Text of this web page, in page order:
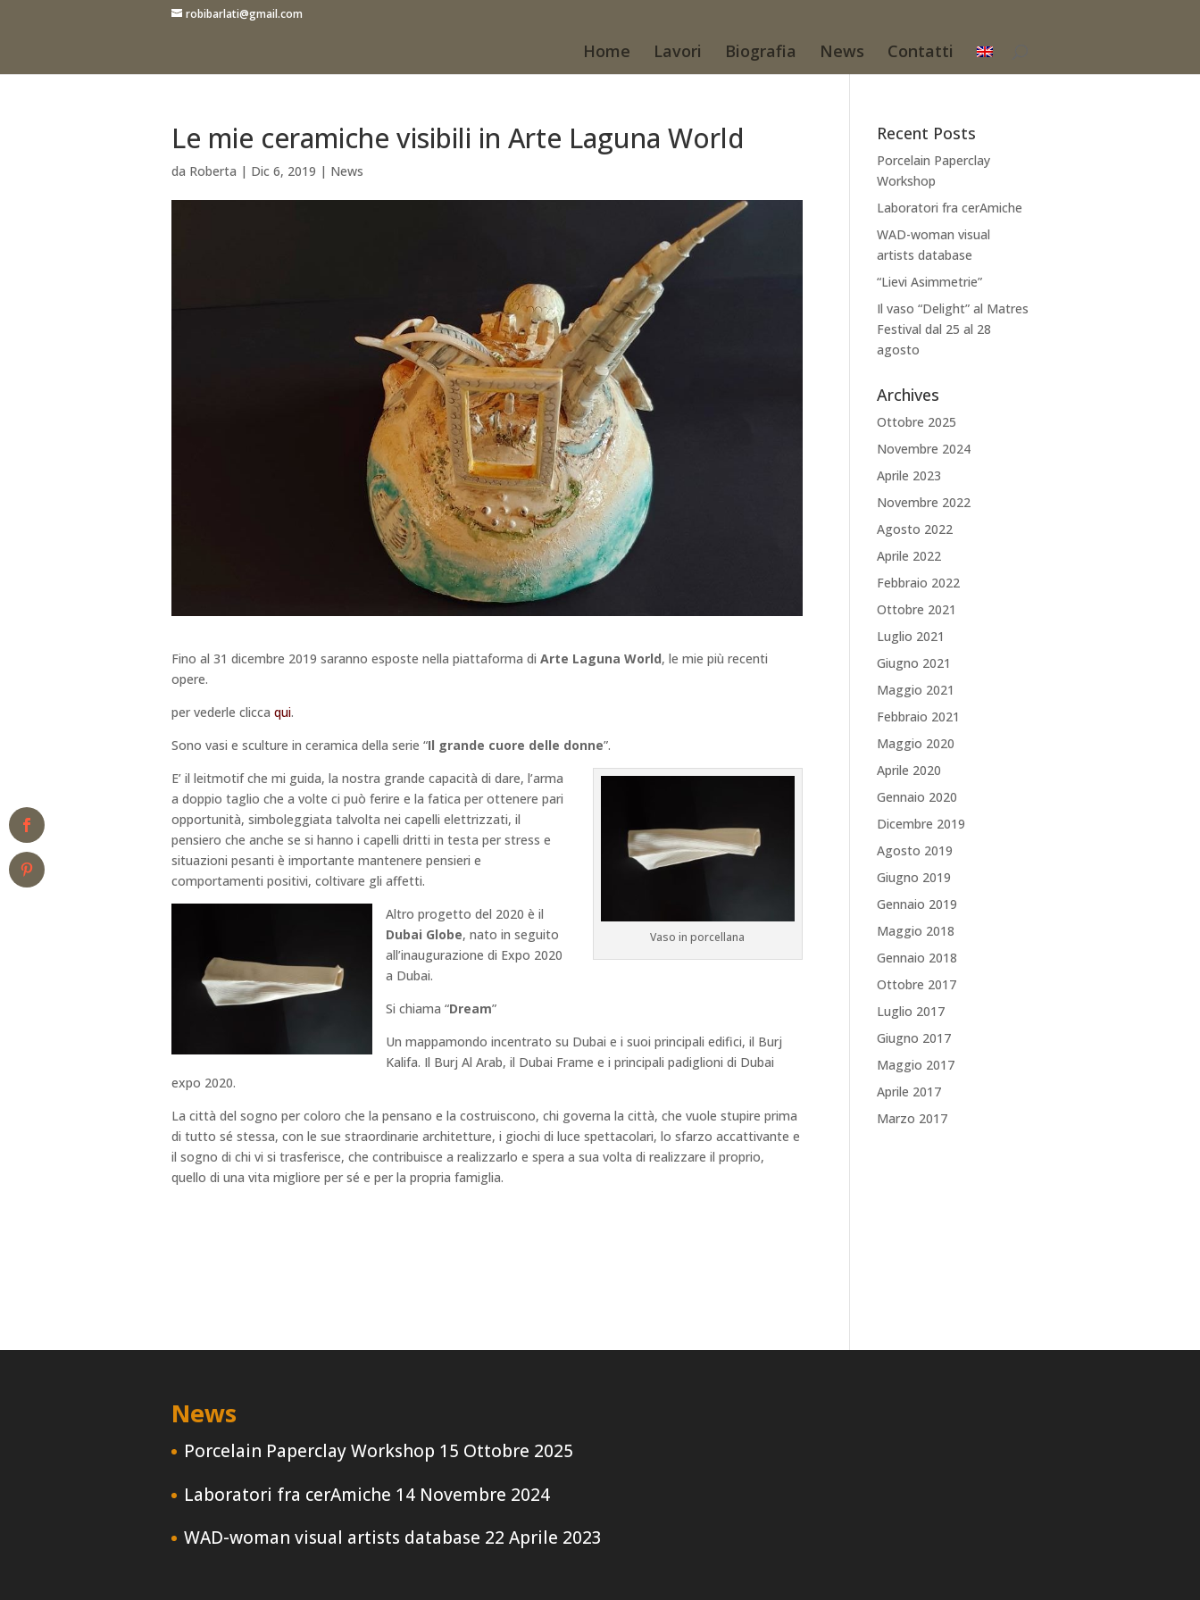
robibarlati@gmail.com
Home Lavori Biografia News Contatti
Le mie ceramiche visibili in Arte Laguna World
da Roberta | Dic 6, 2019 | News
Fino al 31 dicembre 2019 saranno esposte nella piattaforma di Arte Laguna World, le mie più recenti
opere.
per vederle clicca qui.
Sono vasi e sculture in ceramica della serie “Il grande cuore delle donne”.
Vaso in porcellana
E’ il leitmotif che mi guida, la nostra grande capacità di dare, l’arma
a doppio taglio che a volte ci può ferire e la fatica per ottenere pari
opportunità, simboleggiata talvolta nei capelli elettrizzati, il
pensiero che anche se si hanno i capelli dritti in testa per stress e
situazioni pesanti è importante mantenere pensieri e
comportamenti positivi, coltivare gli affetti.
Altro progetto del 2020 è il
Dubai Globe, nato in seguito
all’inaugurazione di Expo 2020
a Dubai.
Si chiama “Dream”
Un mappamondo incentrato su Dubai e i suoi principali edifici, il Burj
Kalifa. Il Burj Al Arab, il Dubai Frame e i principali padiglioni di Dubai
expo 2020.
La città del sogno per coloro che la pensano e la costruiscono, chi governa la città, che vuole stupire prima
di tutto sé stessa, con le sue straordinarie architetture, i giochi di luce spettacolari, lo sfarzo accattivante e
il sogno di chi vi si trasferisce, che contribuisce a realizzarlo e spera a sua volta di realizzare il proprio,
quello di una vita migliore per sé e per la propria famiglia.
Recent Posts
Porcelain Paperclay
Workshop
Laboratori fra cerAmiche
WAD-woman visual
artists database
“Lievi Asimmetrie”
Il vaso “Delight” al Matres
Festival dal 25 al 28
agosto
Archives
Ottobre 2025
Novembre 2024
Aprile 2023
Novembre 2022
Agosto 2022
Aprile 2022
Febbraio 2022
Ottobre 2021
Luglio 2021
Giugno 2021
Maggio 2021
Febbraio 2021
Maggio 2020
Aprile 2020
Gennaio 2020
Dicembre 2019
Agosto 2019
Giugno 2019
Gennaio 2019
Maggio 2018
Gennaio 2018
Ottobre 2017
Luglio 2017
Giugno 2017
Maggio 2017
Aprile 2017
Marzo 2017
News
Porcelain Paperclay Workshop 15 Ottobre 2025
Laboratori fra cerAmiche 14 Novembre 2024
WAD-woman visual artists database 22 Aprile 2023